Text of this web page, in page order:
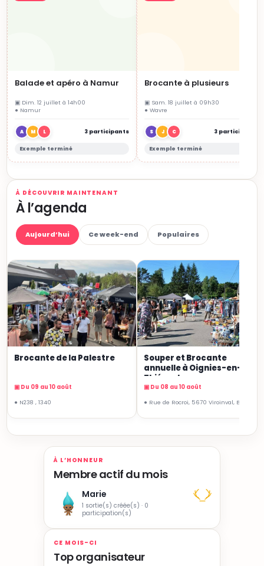
Balade et apéro à Namur
▣ Dim. 12 juillet à 14h00
● Namur
A M L 3 participants
Exemple terminé
Brocante à plusieurs
▣ Sam. 18 juillet à 09h30
● Wavre
S J C 3 participants
Exemple terminé
À DÉCOUVRIR MAINTENANT
À l’agenda
Aujourd’hui Ce week-end Populaires
Brocante de la Palestre
▣ Du 09 au 10 août
● N238 , 1340
Souper et Brocante
annuelle à Oignies-en-
Thiérache
▣ Du 08 au 10 août
À L’HONNEUR
Membre actif du mois
Marie
1 sortie(s) créée(s) · 0
participation(s)
CE MOIS-CI
Top organisateur